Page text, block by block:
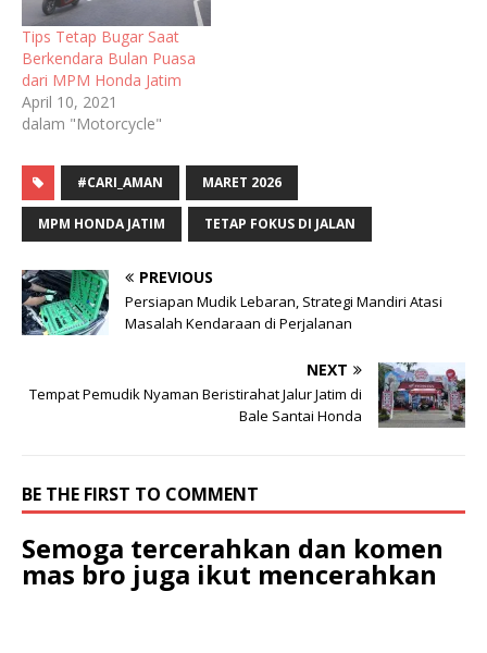
Tips Tetap Bugar Saat
Berkendara Bulan Puasa
dari MPM Honda Jatim
April 10, 2021
dalam "Motorcycle"
#CARI_AMAN MARET 2026
MPM HONDA JATIM TETAP FOKUS DI JALAN
PREVIOUS
Persiapan Mudik Lebaran, Strategi Mandiri Atasi
Masalah Kendaraan di Perjalanan
NEXT
Tempat Pemudik Nyaman Beristirahat Jalur Jatim di
Bale Santai Honda
BE THE FIRST TO COMMENT
Semoga tercerahkan dan komen
mas bro juga ikut mencerahkan